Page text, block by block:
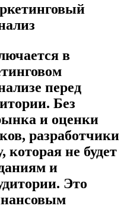
в
перед
Без
и оценки
разработчики
которая не будет
и
Это